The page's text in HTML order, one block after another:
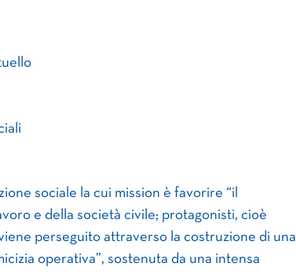
sociale la cui mission è favorire “il
e della società civile; protagonisti, cioè
perseguito attraverso la costruzione di una
operativa”, sostenuta da una intensa